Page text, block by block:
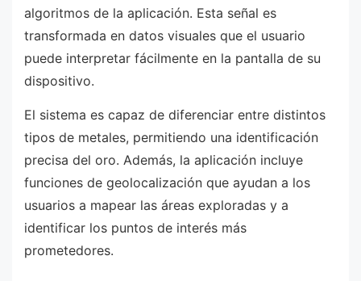
algoritmos de la aplicación. Esta señal es
transformada en datos visuales que el usuario
puede interpretar fácilmente en la pantalla de su
dispositivo.
El sistema es capaz de diferenciar entre distintos
tipos de metales, permitiendo una identificación
precisa del oro. Además, la aplicación incluye
funciones de geolocalización que ayudan a los
usuarios a mapear las áreas exploradas y a
identificar los puntos de interés más
prometedores.